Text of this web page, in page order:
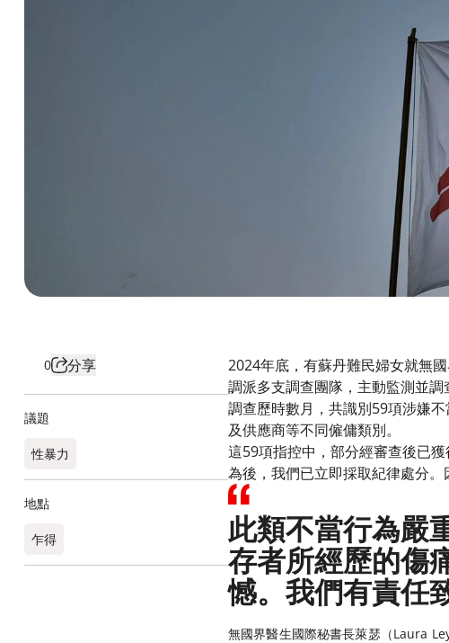
0 分享
議題
性暴力
地點
乍得​
2024年底，有蘇丹難民婦女就無
調派多支調查團隊，主動監測並調
調查歷時數月，共識別59項涉嫌
及供應商等不同僱傭類別。
這59項指控中，部分經審查後已
為後，我們已立即採取紀律處分。
此類不當行為嚴
存者所經歷的傷
憾。我們有責任
無國界醫生國際秘書長萊瑟（Laura